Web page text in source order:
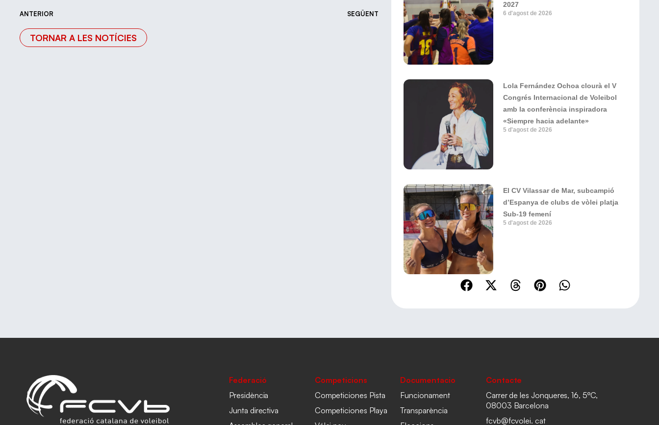
ANTERIOR SEGÜENT
TORNAR A LES NOTÍCIES
2027
6 d'agost de 2026
Lola Fernández Ochoa clourà el V
Congrés Internacional de Voleibol
amb la conferència inspiradora
«Siempre hacia adelante»
5 d'agost de 2026
El CV Vilassar de Mar, subcampió
d’Espanya de clubs de vòlei platja
Sub-19 femení
5 d'agost de 2026
Federació
Presidència
Junta directiva
Competicions
Competiciones Pista
Competiciones Playa
Documentacio
Funcionament
Transparència
Contacte
Carrer de les Jonqueres, 16, 5ºC,
08003 Barcelona
fcvb@fcvolei. cat